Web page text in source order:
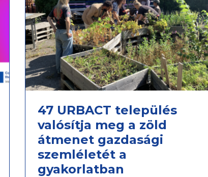
47 URBACT település
valósítja meg a zöld
átmenet gazdasági
szemléletét a
gyakorlatban